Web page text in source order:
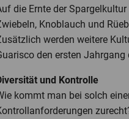
die Ernte der
Knoblauch und
werden weitere
den ersten
und Kontrolle
kommt man bei solch